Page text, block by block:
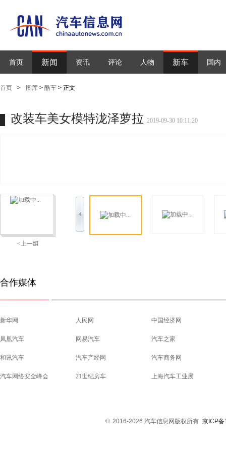
首页 新闻 资讯 评论 人物 新车 国内
首页 > 图库 > 酷车 > 正文
改装车美女模特泷泽萝拉 2019-09-30 10:11:20
<上一组
合作媒体
新华网 人民网 中国经济网
凤凰汽车 网易汽车 汽车之家
和讯汽车 汽车产经网 汽车商务网
汽车网络安全峰会 21世纪房车 上海汽车工业展
© 2016-2026 汽车信息网版权所有 京ICP